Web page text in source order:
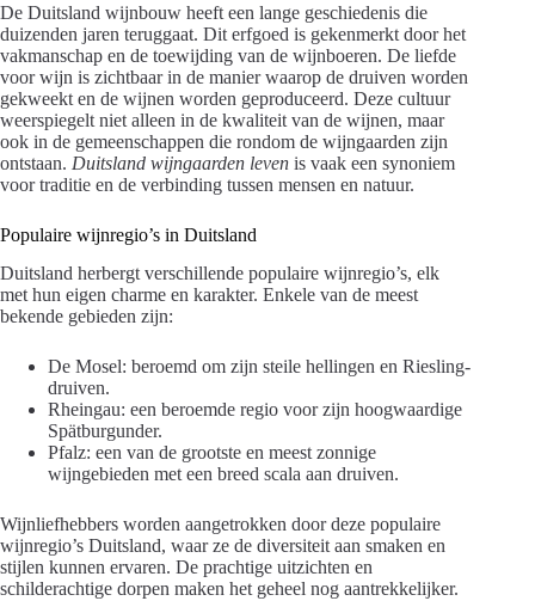
De Duitsland wijnbouw heeft een lange geschiedenis die
duizenden jaren teruggaat. Dit erfgoed is gekenmerkt door het
vakmanschap en de toewijding van de wijnboeren. De liefde
voor wijn is zichtbaar in de manier waarop de druiven worden
gekweekt en de wijnen worden geproduceerd. Deze cultuur
weerspiegelt niet alleen in de kwaliteit van de wijnen, maar
ook in de gemeenschappen die rondom de wijngaarden zijn
ontstaan. Duitsland wijngaarden leven is vaak een synoniem
voor traditie en de verbinding tussen mensen en natuur.
Populaire wijnregio’s in Duitsland
Duitsland herbergt verschillende populaire wijnregio’s, elk
met hun eigen charme en karakter. Enkele van de meest
bekende gebieden zijn:
De Mosel: beroemd om zijn steile hellingen en Riesling-
druiven.
Rheingau: een beroemde regio voor zijn hoogwaardige
Spätburgunder.
Pfalz: een van de grootste en meest zonnige
wijngebieden met een breed scala aan druiven.
Wijnliefhebbers worden aangetrokken door deze populaire
wijnregio’s Duitsland, waar ze de diversiteit aan smaken en
stijlen kunnen ervaren. De prachtige uitzichten en
schilderachtige dorpen maken het geheel nog aantrekkelijker.